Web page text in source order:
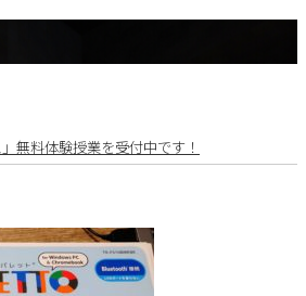
無料体験授業を受付中です！